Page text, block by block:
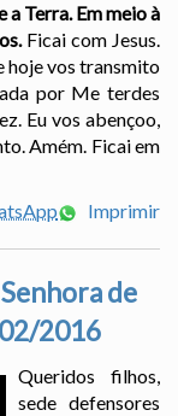
Terra. Em meio à
Ficai com Jesus.
hoje vos transmito
por Me terdes
Eu vos abençoo,
Amém. Ficai em
Imprimir
de
2016
Queridos filhos,
sede defensores